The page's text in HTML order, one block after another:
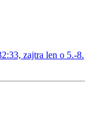
zajtra len o 5.-8.